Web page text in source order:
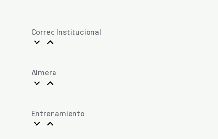
Correo Institucional
Almera
Entrenamiento